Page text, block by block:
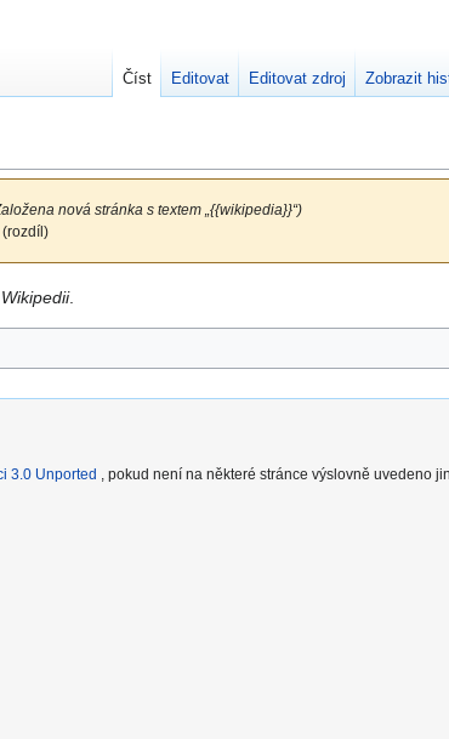
nová stránka s textem „{{wikipedia}}“)
.
Číst Editovat Editovat zdroj Zobrazit
3.0 Unported
, pokud není na některé stránce výslovně uvedeno